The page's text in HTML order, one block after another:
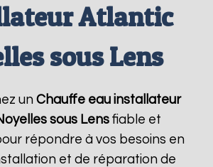
Atlantic
sous Lens
un Chauffe eau installateur
sous Lensfiable et
répondre à vos besoins en
et de réparation de